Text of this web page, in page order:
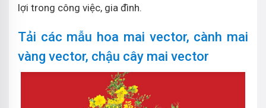
lợi trong công việc, gia đình.
Tải các mẫu hoa mai vector, cành mai
vàng vector, chậu cây mai vector